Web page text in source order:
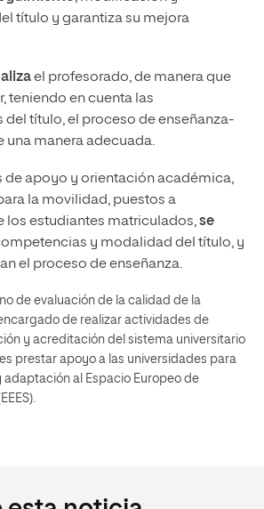
título y garantiza su mejora
el profesorado, de manera que
teniendo en cuenta las
del título, el proceso de enseñanza-
una manera adecuada.
de apoyo y orientación académica,
la movilidad, puestos a
los estudiantes matriculados,se
y modalidad del título, y
el proceso de enseñanza.
de evaluación de la calidad de la
de realizar actividades de
y acreditación del sistema universitario
prestar apoyo a las universidades para
adaptación al Espacio Europeo de